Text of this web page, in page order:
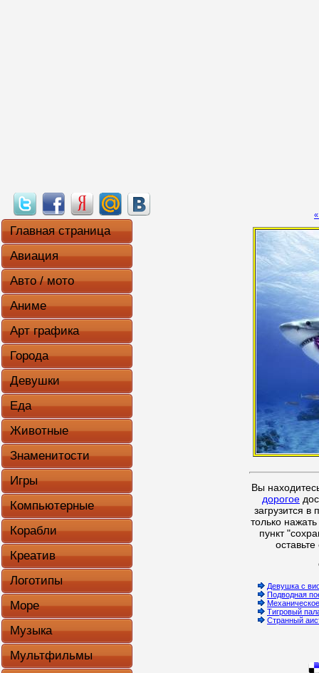
Главная страница
Авиация
Авто / мото
Аниме
Арт графика
Города
Девушки
Еда
Животные
Знаменитости
Игры
Компьютерные
Корабли
Креатив
Логотипы
Море
Музыка
Мультфильмы
Вы
дорогое
загрузится
только
пункт
Девушка с
Подводная
Тигровый
Странный